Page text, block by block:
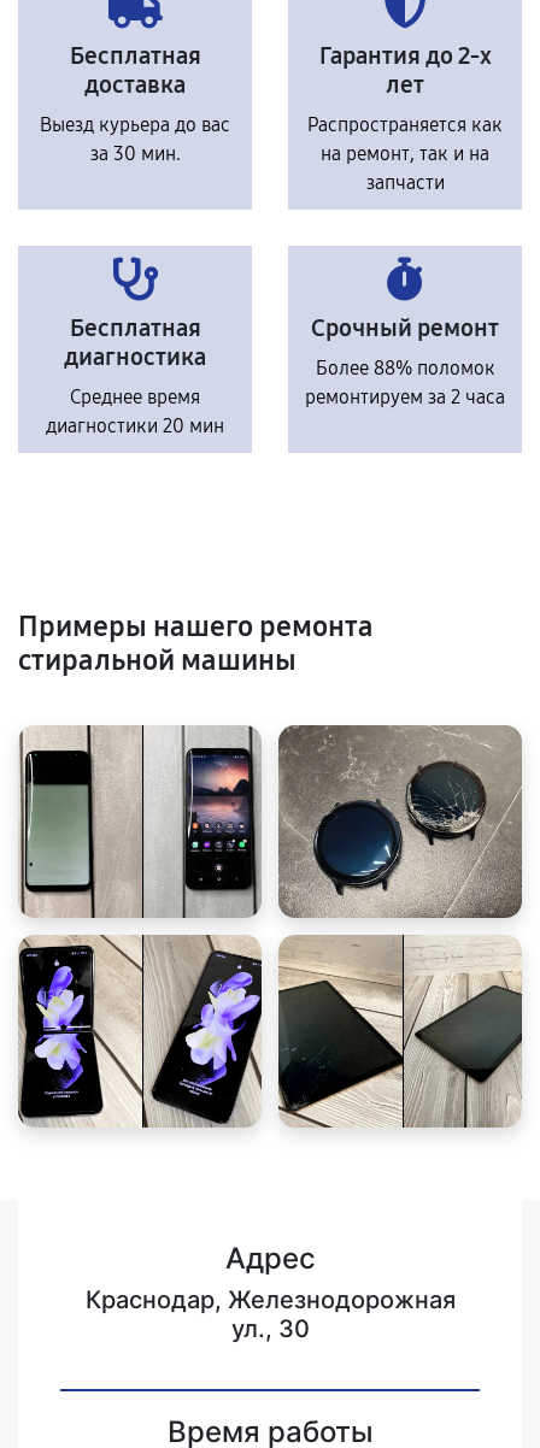
Бесплатная
доставка
Выезд курьера до вас
за 30 мин.
Гарантия до 2-х
лет
Распространяется как
на ремонт, так и на
запчасти
Бесплатная
диагностика
Среднее время
диагностики 20 мин
Срочный ремонт
Более 88% поломок
ремонтируем за 2 часа
Примеры нашего ремонта
стиральной машины
Адрес
Краснодар, Железнодорожная
ул., 30
Время работы